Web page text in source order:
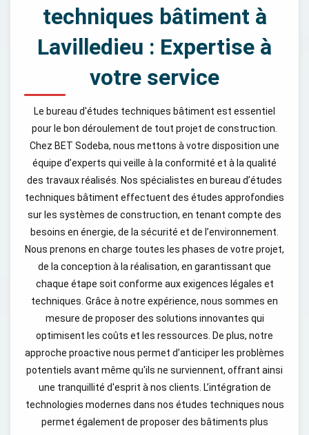
techniques bâtiment à
Lavilledieu : Expertise à
votre service
Le bureau d'études techniques bâtiment est essentiel
pour le bon déroulement de tout projet de construction.
Chez BET Sodeba, nous mettons à votre disposition une
équipe d’experts qui veille à la conformité et à la qualité
des travaux réalisés. Nos spécialistes en bureau d’études
techniques bâtiment effectuent des études approfondies
sur les systèmes de construction, en tenant compte des
besoins en énergie, de la sécurité et de l’environnement.
Nous prenons en charge toutes les phases de votre projet,
de la conception à la réalisation, en garantissant que
chaque étape soit conforme aux exigences légales et
techniques. Grâce à notre expérience, nous sommes en
mesure de proposer des solutions innovantes qui
optimisent les coûts et les ressources. De plus, notre
approche proactive nous permet d’anticiper les problèmes
potentiels avant même qu'ils ne surviennent, offrant ainsi
une tranquillité d'esprit à nos clients. L’intégration de
technologies modernes dans nos études techniques nous
permet également de proposer des bâtiments plus